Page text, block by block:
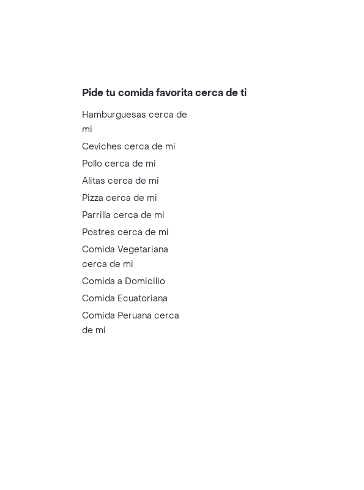
Pide tu comida favorita cerca de ti
Hamburguesas cerca de
mi
Ceviches cerca de mi
Pollo cerca de mi
Alitas cerca de mi
Pizza cerca de mi
Parrilla cerca de mi
Postres cerca de mi
Comida Vegetariana
cerca de mi
Comida a Domicilio
Comida Ecuatoriana
Comida Peruana cerca
de mi